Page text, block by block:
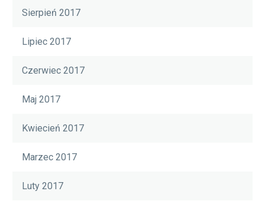
Sierpień 2017
Lipiec 2017
Czerwiec 2017
Maj 2017
Kwiecień 2017
Marzec 2017
Luty 2017